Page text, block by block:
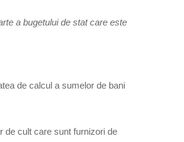
a bugetului de stat care este
de calcul a sumelor de bani
de cult care sunt furnizori de